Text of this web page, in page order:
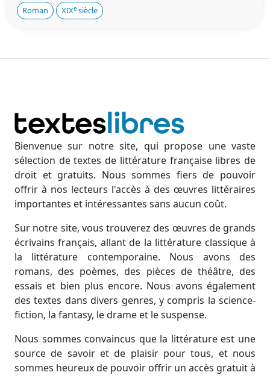
Roman XIXe siècle
Bienvenue sur notre site, qui propose une vaste
sélection de textes de littérature française libres de
droit et gratuits. Nous sommes fiers de pouvoir
offrir à nos lecteurs l'accès à des œuvres littéraires
importantes et intéressantes sans aucun coût.
Sur notre site, vous trouverez des œuvres de grands
écrivains français, allant de la littérature classique à
la littérature contemporaine. Nous avons des
romans, des poèmes, des pièces de théâtre, des
essais et bien plus encore. Nous avons également
des textes dans divers genres, y compris la science-
fiction, la fantasy, le drame et le suspense.
Nous sommes convaincus que la littérature est une
source de savoir et de plaisir pour tous, et nous
sommes heureux de pouvoir offrir un accès gratuit à